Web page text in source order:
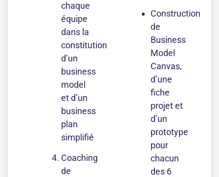
chaque
équipe
dans la
constitution
d’un
business
model
et d’un
business
plan
simplifié
Coaching
de
Construction
de
Business
Model
Canvas,
d’une
fiche
projet et
d’un
prototype
pour
chacun
des 6